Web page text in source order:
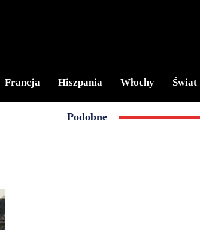
Francja Hiszpania Włochy Świat
Podobne